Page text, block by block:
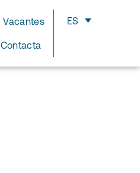
Vacantes
Contacta
ES